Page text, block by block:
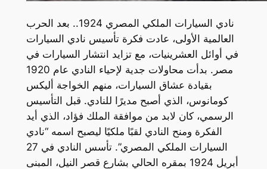
نادي السيارات الملكي المصري 1924.. بعد الحرب
العالمية الأولى، عادت فكرة تأسيس نادي السيارات
في أوائل العشرينيات، مع تزايد انتشار السيارات في
مصر. بدأت محاولات جدية لإحياء النادي عام 1920
بقيادة عشاق السيارات، منهم الخواجة أليكس
كومانوس، الذي أصبح مديرًا للنادي. قبل التأسيس
الرسمي، كان لابد من موافقة الملك فؤاد، الذي أيد
الفكرة ومنح النادي لقبًا ملكيًا ليصبح اسمه “نادي
السيارات الملكي المصري”. تأسس النادي في 27
أبريل 1924 بمقره الحالي بشارع قصر النيل، المبنى